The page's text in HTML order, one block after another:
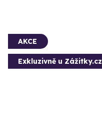
AKCE
Exkluzivně u Zážitky.cz